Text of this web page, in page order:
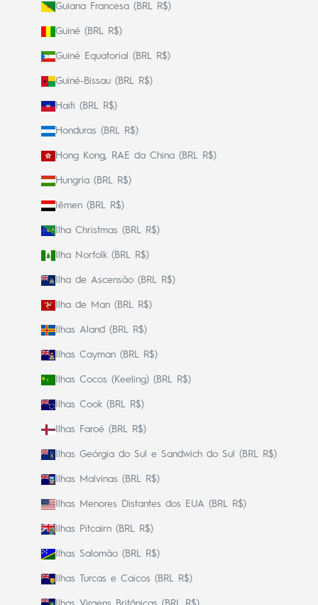
Guiana Francesa (BRL R$)
Guiné (BRL R$)
Guiné Equatorial (BRL R$)
Guiné-Bissau (BRL R$)
Haiti (BRL R$)
Honduras (BRL R$)
Hong Kong, RAE da China (BRL R$)
Hungria (BRL R$)
Iêmen (BRL R$)
Ilha Christmas (BRL R$)
Ilha Norfolk (BRL R$)
Ilha de Ascensão (BRL R$)
Ilha de Man (BRL R$)
Ilhas Aland (BRL R$)
Ilhas Cayman (BRL R$)
Ilhas Cocos (Keeling) (BRL R$)
Ilhas Cook (BRL R$)
Ilhas Faroé (BRL R$)
Ilhas Geórgia do Sul e Sandwich do Sul (BRL R$)
Ilhas Malvinas (BRL R$)
Ilhas Menores Distantes dos EUA (BRL R$)
Ilhas Pitcairn (BRL R$)
Ilhas Salomão (BRL R$)
Ilhas Turcas e Caicos (BRL R$)